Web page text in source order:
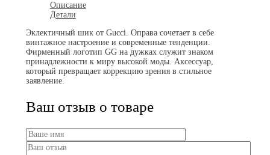
Описание
Детали
Эклектичный шик от Gucci. Оправа сочетает в себе
винтажное настроение и современные тенденции.
Фирменный логотип GG на дужках служит знаком
принадлежности к миру высокой моды. Аксессуар,
который превращает коррекцию зрения в стильное
заявление.
Ваш отзыв о товаре